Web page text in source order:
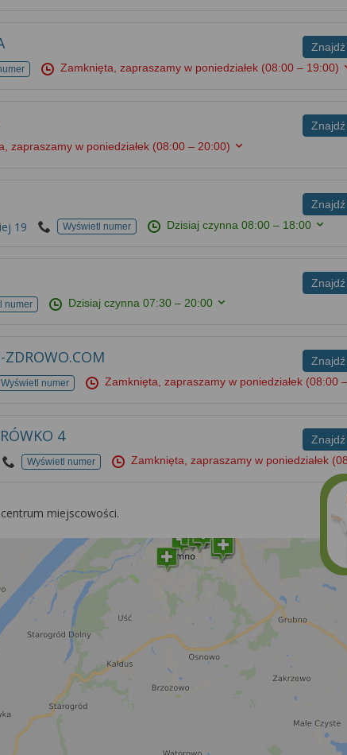
Zamknięta, zapraszamy w poniedziałek (08:00 – 19:00)
zapraszamy w poniedziałek (08:00 – 20:00)
19 Wyświetl numer Dzisiaj czynna08:00 – 18:00
numer Dzisiaj czynna07:30 – 20:00
ZDROWO.COM
Wyświetl numer Zamknięta, zapraszamy w poniedziałek (08:00
4
Wyświetl numer Zamknięta, zapraszamy w poniedziałek
miejscowości.